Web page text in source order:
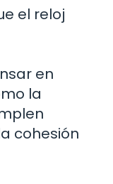
el reloj
en
la
cohesión